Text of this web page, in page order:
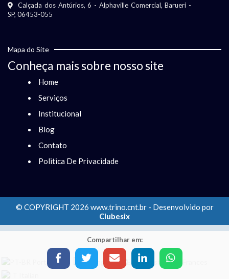
Compartilhar em:
Calçada dos Antúrios, 6 - Alphaville Comercial, Barueri -
SP, 06453-055
Mapa do Site
Conheça mais sobre nosso site
Home
Serviços
Institucional
Blog
Contato
Politica De Privacidade
© COPYRIGHT 2026 www.trino.cnt.br - Desenvolvido por
Clubesix